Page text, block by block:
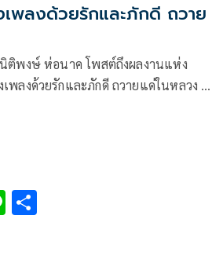
พลงด้วยรักและภักดี ถวาย
ติพงษ์ ห่อนาค โพสต์ถึงผลงานแห่ง
พลงด้วยรักและภักดี ถวายแด่ในหลวง ที่
Li